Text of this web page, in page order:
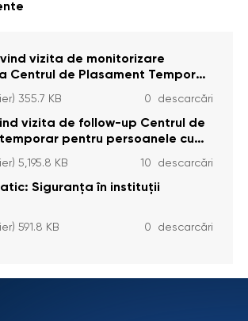
vizita de monitorizare
Centrul de Plasament Temporar
cu Dizabilități (Adulte) din s.
din data de 25 mai 2026
355.7 KB 0 descarcări
vizita de follow-up Centrul de
pentru persoanele cu
Bădiceni, Soroca (11 iunie
5,195.8 KB 10 descarcări
Siguranța în instituții
591.8 KB 0 descarcări